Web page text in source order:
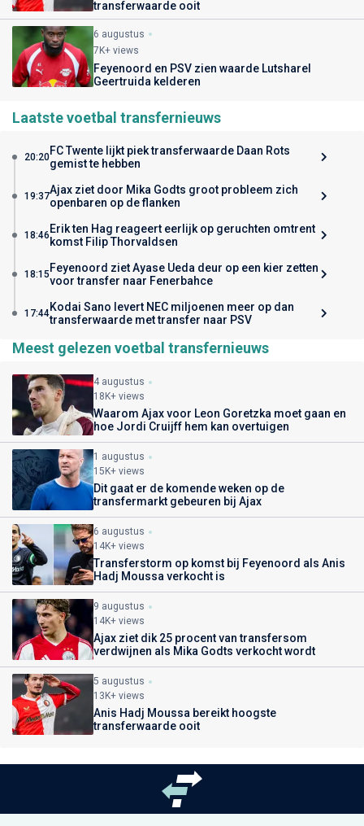
transferwaarde ooit
6 augustus
7K+ views
Feyenoord en PSV zien waarde Lutsharel
Geertruida kelderen
Laatste voetbal transfernieuws
20:20FC Twente lijkt piek transferwaarde Daan Rots
gemist te hebben
19:37Ajax ziet door Mika Godts groot probleem zich
openbaren op de flanken
18:46 Erik ten Hag reageert eerlijk op geruchten omtrent
komst Filip Thorvaldsen
18:15 Feyenoord ziet Ayase Ueda deur op een kier zetten
voor transfer naar Fenerbahce
17:44Kodai Sano levert NEC miljoenen meer op dan
transferwaarde met transfer naar PSV
Meest gelezen voetbal transfernieuws
4 augustus
18K+ views
Waarom Ajax voor Leon Goretzka moet gaan en
hoe Jordi Cruijff hem kan overtuigen
1 augustus
15K+ views
Dit gaat er de komende weken op de
transfermarkt gebeuren bij Ajax
6 augustus
14K+ views
Transferstorm op komst bij Feyenoord als Anis
Hadj Moussa verkocht is
9 augustus
14K+ views
Ajax ziet dik 25 procent van transfersom
verdwijnen als Mika Godts verkocht wordt
5 augustus
13K+ views
Anis Hadj Moussa bereikt hoogste
transferwaarde ooit